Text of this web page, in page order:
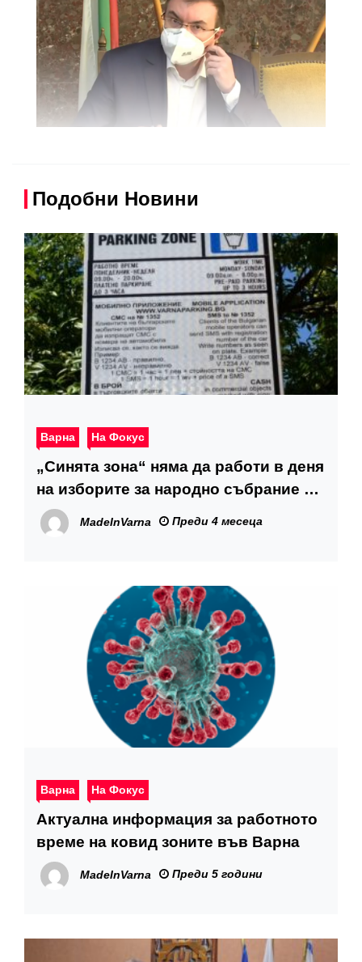
Подобни Новини
Варна На Фокус
„Синята зона“ няма да работи в деня
на изборите за народно събрание –
19 април 2026 г.
MadeInVarna Преди 4 месеца
Варна На Фокус
Актуална информация за работното
време на ковид зоните във Варна
MadeInVarna Преди 5 години